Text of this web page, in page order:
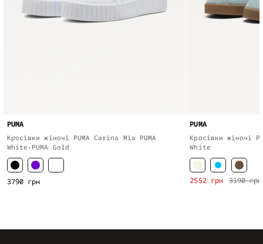
PUMA
Кросівки жіночі PUMA Carina Mia PUMA
White-PUMA Gold
3790 грн
PUMA
Кросівки жіночі
White
3190 грн
2552 грн